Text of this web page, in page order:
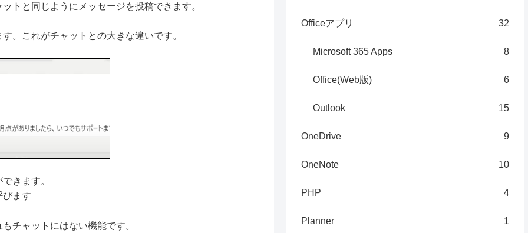
トと同じようにメッセージを投稿できます。
。これがチャットとの大きな違いです。
きます。
ます
チャットにはない機能です。
Officeアプリ 32
Microsoft 365 Apps 8
Office(Web版) 6
Outlook 15
OneDrive 9
OneNote 10
PHP 4
Planner 1